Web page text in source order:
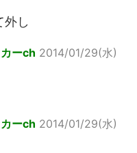
外し
ーch 2014/01/29(水)
ーch 2014/01/29(水)